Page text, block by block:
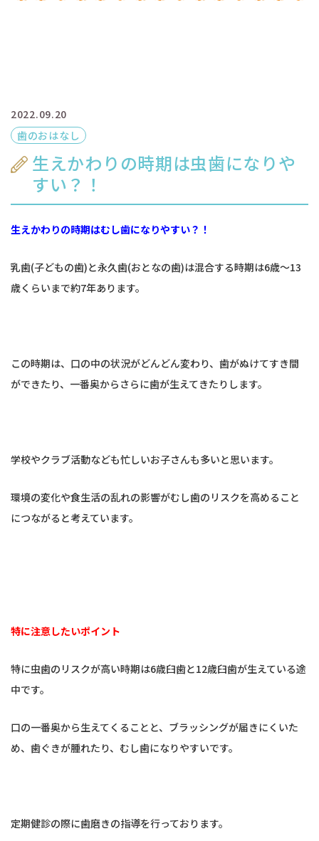
2022.09.20
歯のおはなし
生えかわりの時期は虫歯になりや
すい？！
生えかわりの時期はむし歯になりやすい？！
乳歯(子どもの歯)と永久歯(おとなの歯)は混合する時期は6歳～13
歳くらいまで約7年あります。
この時期は、口の中の状況がどんどん変わり、歯がぬけてすき間
ができたり、一番奥からさらに歯が生えてきたりします。
学校やクラブ活動なども忙しいお子さんも多いと思います。
環境の変化や食生活の乱れの影響がむし歯のリスクを高めること
につながると考えています。
特に注意したいポイント
特に虫歯のリスクが高い時期は6歳臼歯と12歳臼歯が生えている途
中です。
口の一番奥から生えてくることと、ブラッシングが届きにくいた
め、歯ぐきが腫れたり、むし歯になりやすいです。
定期健診の際に歯磨きの指導を行っております。